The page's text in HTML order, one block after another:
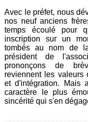
Avec le préfet, nous
nos neuf anciens
temps écoulé pour
inscription sur un
tombés au nom de
président de
prononçons de
reviennent les valeurs
et d'intégration. Mais
caractère le plus
sincérité qui s'en